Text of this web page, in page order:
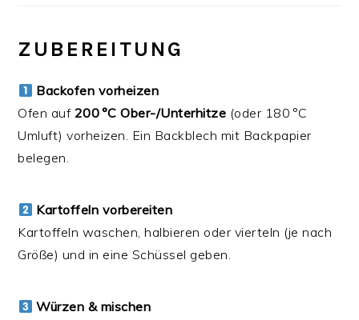
ZUBEREITUNG
Backofen vorheizen
Ofen auf 200 °C Ober-/Unterhitze (oder 180 °C
Umluft) vorheizen. Ein Backblech mit Backpapier
belegen.
Kartoffeln vorbereiten
Kartoffeln waschen, halbieren oder vierteln (je nach
Größe) und in eine Schüssel geben.
Würzen & mischen